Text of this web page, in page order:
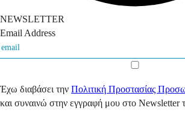
NEWSLETTER
Email Address
Έχω διαβάσει την Πολιτική Προστασίας
και συναινώ στην εγγραφή μου στο Newsletter